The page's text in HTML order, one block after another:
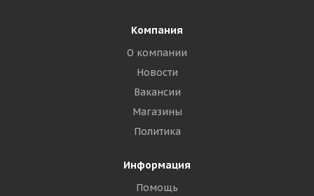
Компания
О компании
Новости
Вакансии
Магазины
Политика
Информация
Помощь